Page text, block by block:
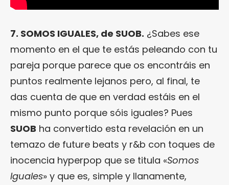
7. SOMOS IGUALES, de SUOB. ¿Sabes ese
momento en el que te estás peleando con tu
pareja porque parece que os encontráis en
puntos realmente lejanos pero, al final, te
das cuenta de que en verdad estáis en el
mismo punto porque sóis iguales? Pues
SUOB ha convertido esta revelación en un
temazo de future beats y r&b con toques de
inocencia hyperpop que se titula «Somos
Iguales» y que es, simple y llanamente,